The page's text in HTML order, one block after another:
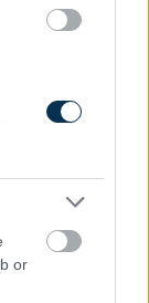
or
a május 31-